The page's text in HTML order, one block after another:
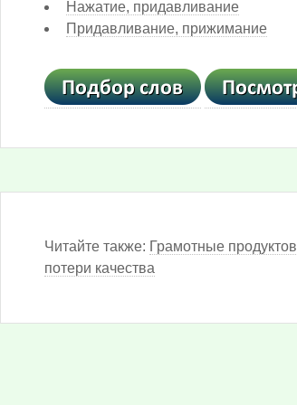
Нажатие, придавливание
Придавливание, прижимание
Читайте также: Грамотные
потери качества